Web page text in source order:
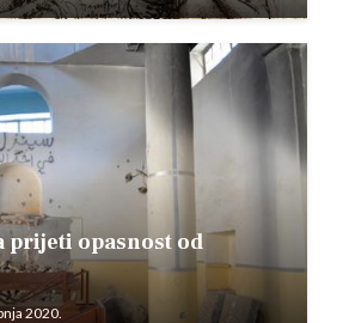
prijeti opasnost od
2020.